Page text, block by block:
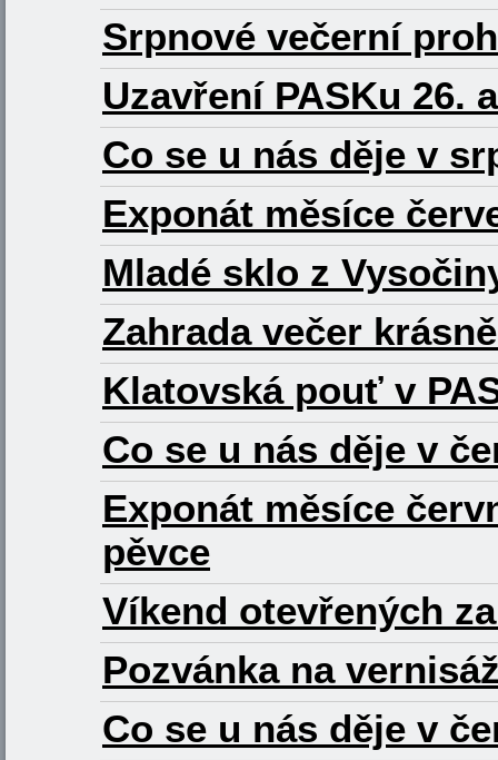
Srpnové večerní
Uzavření PASKu 26.
Co se u nás děje v
Exponát měsíce
Mladé sklo z
Zahrada večer
Klatovská pouť v
Co se u nás děje v
Exponát měsíce
pěvce
Víkend otevřených
Pozvánka na
Co se u nás děje v